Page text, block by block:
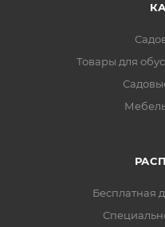
Товары для
Бесплатная